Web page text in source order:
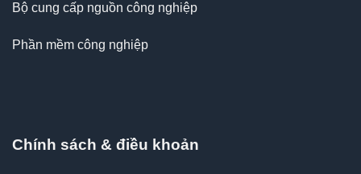
Bộ cung cấp nguồn công nghiệp
Phần mềm công nghiệp
Chính sách & điều khoản